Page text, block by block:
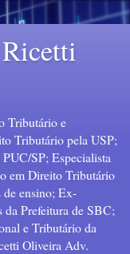
Tributário e
Tributário pela USP;
SP; Especialista
em Direito Tributário
de ensino; Ex-
Prefeitura de SBC;
e Tributário da
Oliveira Adv.